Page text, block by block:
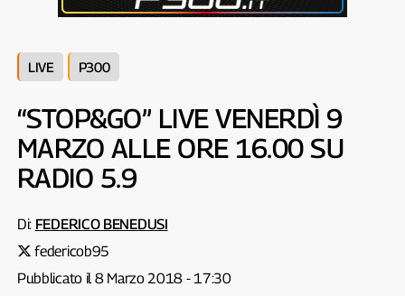
LIVE P300
“STOP&GO” LIVE VENERDÌ 9
MARZO ALLE ORE 16.00 SU
RADIO 5.9
Di: FEDERICO BENEDUSI
federicob95
Pubblicato il 8 Marzo 2018 - 17:30